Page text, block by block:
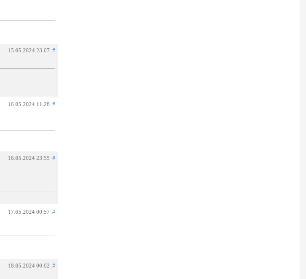
15.05.2024 23:07 #
16.05.2024 11:28 #
16.05.2024 23:55 #
17.05.2024 00:57 #
18.05.2024 00:02 #